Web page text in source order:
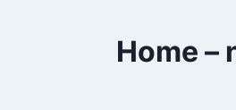
Home –